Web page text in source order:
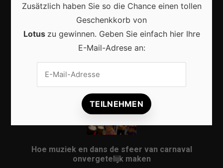
Gemeinschaft auf einzigartige Weise entdecken
Vrijwilligers maken van carnaval een onvergetelijk
Hoe muziek en dans de sfeer van carnaval
onvergetelijk maken
Zusätzlich haben Sie so die Chance einen tollen
Geschenkkorb von
Lotus zu gewinnen. Geben Sie einfach hier Ihre
E-Mail-Adrese an: